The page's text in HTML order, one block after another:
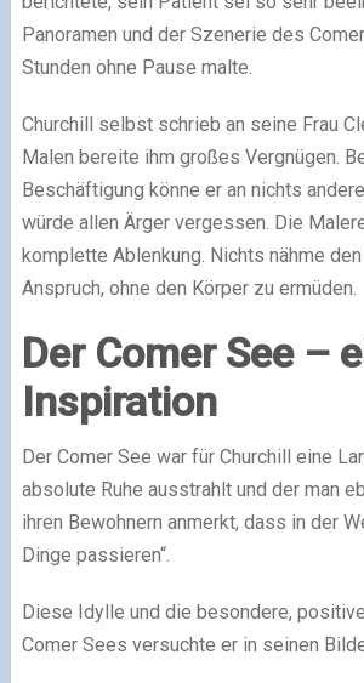
Panoramen und der Szenerie des
Stunden ohne Pause malte.
Churchill selbst schrieb an seine Frau
Malen bereite ihm großes Vergnügen.
Beschäftigung könne er an nichts
würde allen Ärger vergessen. Die
komplette Ablenkung. Nichts nähme
Anspruch, ohne den Körper zu ermüden.
Der Comer See –
Inspiration
Der Comer See war für Churchill eine
absolute Ruhe ausstrahlt und der man
ihren Bewohnern anmerkt, dass in der
Dinge passieren“.
Diese Idylle und die besondere,
Comer Sees versuchte er in seinen